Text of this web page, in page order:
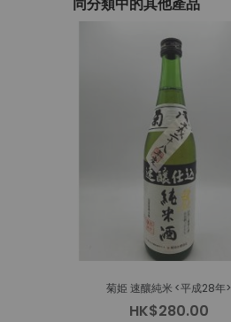
beginning
菊姫 速釀純米 <平成28年>
HK$280.00